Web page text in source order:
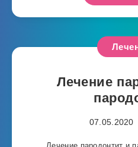
Лечение
07.05.2020
Лечение пародонтит и